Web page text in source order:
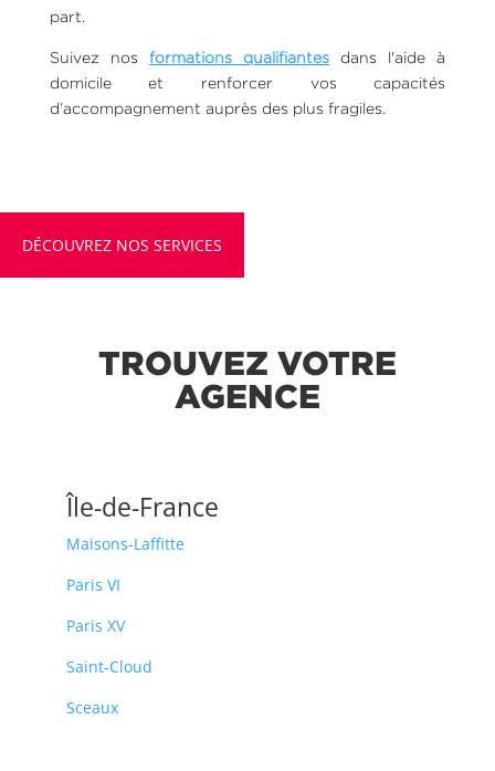
part.
Suivez nos formations qualifiantes dans l'aide à
domicile et renforcer vos capacités
d’accompagnement auprès des plus fragiles.
DÉCOUVREZ NOS SERVICES
TROUVEZ VOTRE
AGENCE
Île-de-France
Maisons-Laffitte
Paris VI
Paris XV
Saint-Cloud
Sceaux